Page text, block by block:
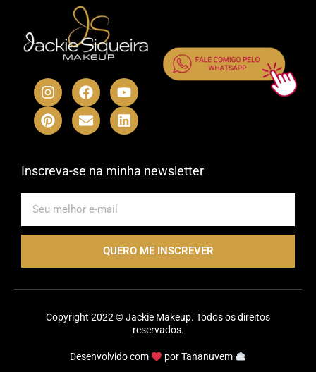
I
n
s
t
a
r
m
F
a
c
e
b
o
Y
o
u
t
u
e
P
i
n
t
e
e
t
E
n
v
e
l
p
L
i
n
k
e
i
Inscreva-se na minha newsletter
QUERO ME INSCREVER
Copyright 2022 © Jackie Makeup. Todos os direitos
reservados.
Desenvolvido com porTananuvem